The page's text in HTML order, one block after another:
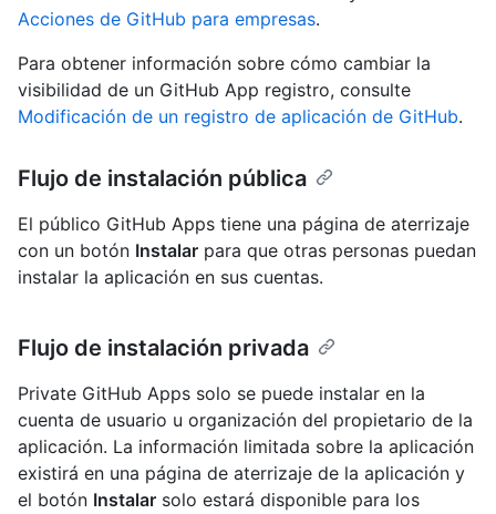
Acciones de GitHub para empresas.
Para obtener información sobre cómo cambiar la
visibilidad de un GitHub App registro, consulte
Modificación de un registro de aplicación de GitHub.
Flujo de instalación pública
El público GitHub Apps tiene una página de aterrizaje
con un botón Instalar para que otras personas puedan
instalar la aplicación en sus cuentas.
Flujo de instalación privada
Private GitHub Apps solo se puede instalar en la
cuenta de usuario u organización del propietario de la
aplicación. La información limitada sobre la aplicación
existirá en una página de aterrizaje de la aplicación y
el botón Instalar solo estará disponible para los